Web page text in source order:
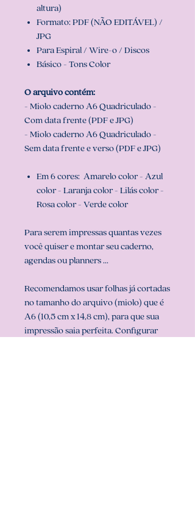
altura)
Formato: PDF (NÃO EDITÁVEL) /
JPG
Para Espiral / Wire-o / Discos
Básico - Tons Color
O arquivo contém:
- Miolo caderno A6 Quadriculado -
Com data frente (PDF e JPG)
- Miolo caderno A6 Quadriculado -
Sem data frente e verso (PDF e JPG)
Em 6 cores: Amarelo color - Azul
color - Laranja color - Lilás color -
Rosa color - Verde color
Para serem impressas quantas vezes
você quiser e montar seu caderno,
agendas ou planners ...
Recomendamos usar folhas já cortadas
no tamanho do arquivo (miolo) que é
A6 (10,5 cm x 14,8 cm), para que sua
impressão saia perfeita. Configurar